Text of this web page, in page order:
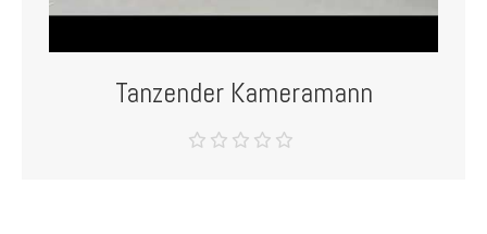
Tanzender Kameramann